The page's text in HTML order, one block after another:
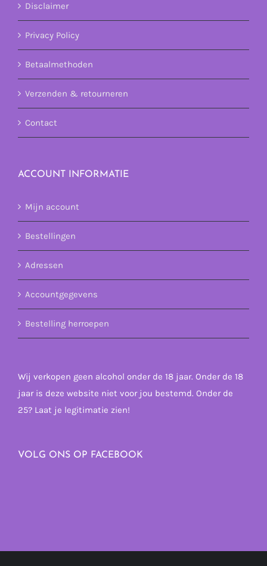
Disclaimer
Privacy Policy
Betaalmethoden
Verzenden & retourneren
Contact
ACCOUNT INFORMATIE
Mijn account
Bestellingen
Adressen
Accountgegevens
Bestelling herroepen
Wij verkopen geen alcohol onder de 18 jaar. Onder de 18
jaar is deze website niet voor jou bestemd. Onder de
25? Laat je legitimatie zien!
VOLG ONS OP FACEBOOK